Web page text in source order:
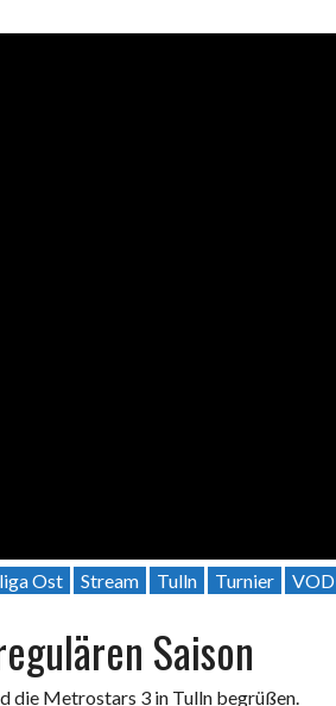
Ost Stream Tulln Turnier VOD
Saison
die Metrostars 3 in Tulln begrüßen.